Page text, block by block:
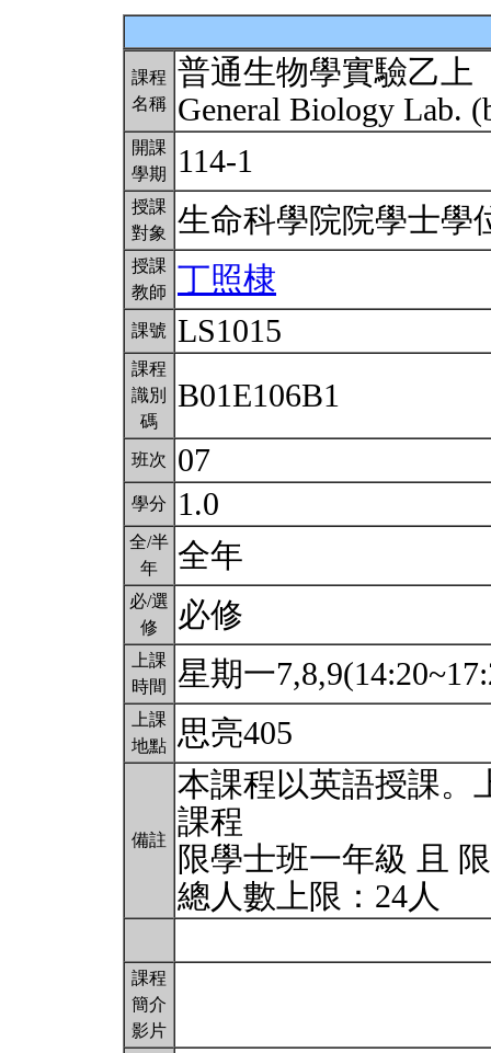
課程
名稱
普通生物學實驗乙上
General Biology Lab.
開課
學期
114-1
授課
對象
生命科學院院學士
授課
教師
丁照棣
課號 LS1015
課程
識別
碼
B01E106B1
班次 07
學分 1.0
全/半
年
全年
必/選
修
必修
上課
時間
星期一
上課
地點
思亮405
備註
本課程以英語授課。
課程
限學士班一年級 且
總人數上限：24人
課程
簡介
影片